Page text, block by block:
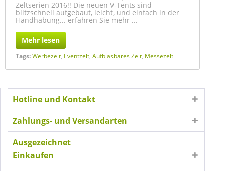
Zeltserien 2016!! Die neuen V-Tents sind
blitzschnell aufgebaut, leicht, und einfach in der
Handhabung... erfahren Sie mehr ...
Mehr lesen
Tags:Werbezelt, Eventzelt, Aufblasbares Zelt, Messezelt
Hotline und Kontakt
Zahlungs- und Versandarten
Ausgezeichnet
Einkaufen